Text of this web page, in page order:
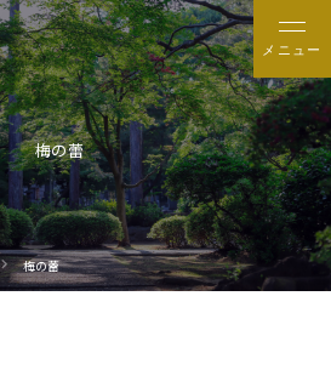
メニュー
梅の蕾
梅の蕾